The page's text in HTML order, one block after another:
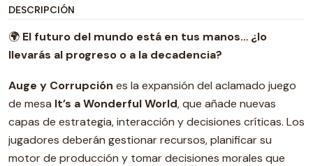
DESCRIPCIÓN
🌍 El futuro del mundo está en tus manos… ¿lo
llevarás al progreso o a la decadencia?
Auge y Corrupción es la expansión del aclamado juego
de mesa It’s a Wonderful World, que añade nuevas
capas de estrategia, interacción y decisiones críticas. Los
jugadores deberán gestionar recursos, planificar su
motor de producción y tomar decisiones morales que